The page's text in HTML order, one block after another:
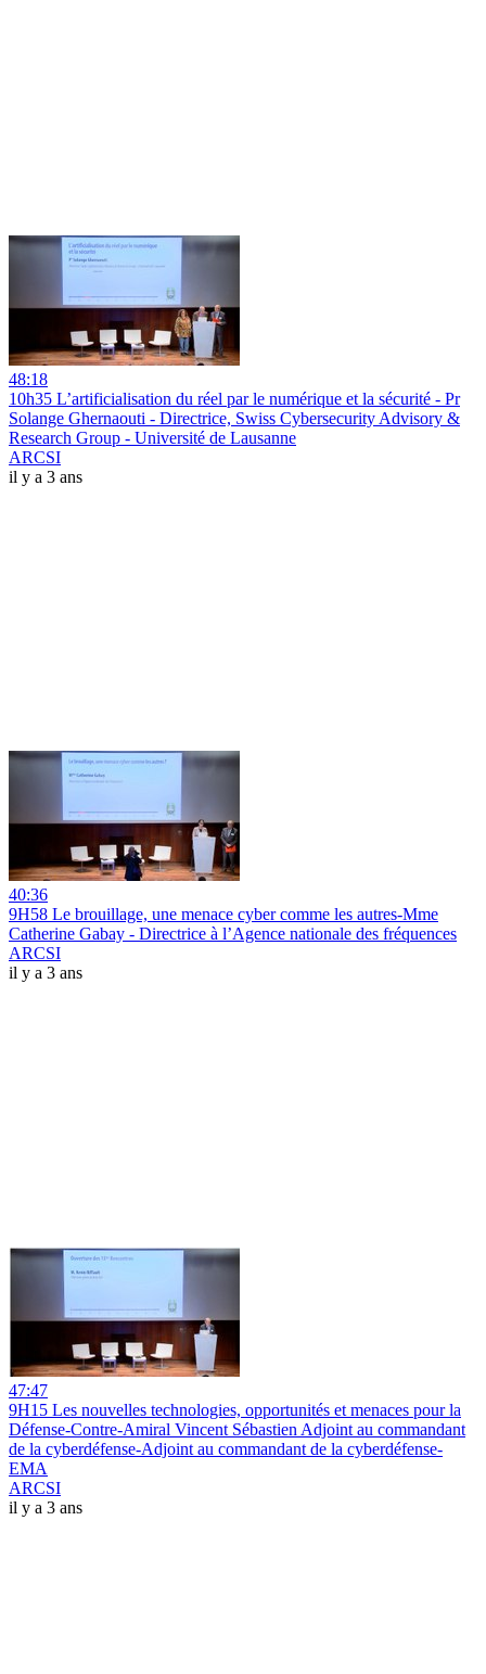
48:18
10h35 L’artificialisation du réel par le numérique et la sécurité - Pr
Solange Ghernaouti - Directrice, Swiss Cybersecurity Advisory &
Research Group - Université de Lausanne
ARCSI
il y a 3 ans
40:36
9H58 Le brouillage, une menace cyber comme les autres-Mme
Catherine Gabay - Directrice à l’Agence nationale des fréquences
ARCSI
il y a 3 ans
47:47
9H15 Les nouvelles technologies, opportunités et menaces pour la
Défense-Contre-Amiral Vincent Sébastien Adjoint au commandant
de la cyberdéfense-Adjoint au commandant de la cyberdéfense-
EMA
ARCSI
il y a 3 ans